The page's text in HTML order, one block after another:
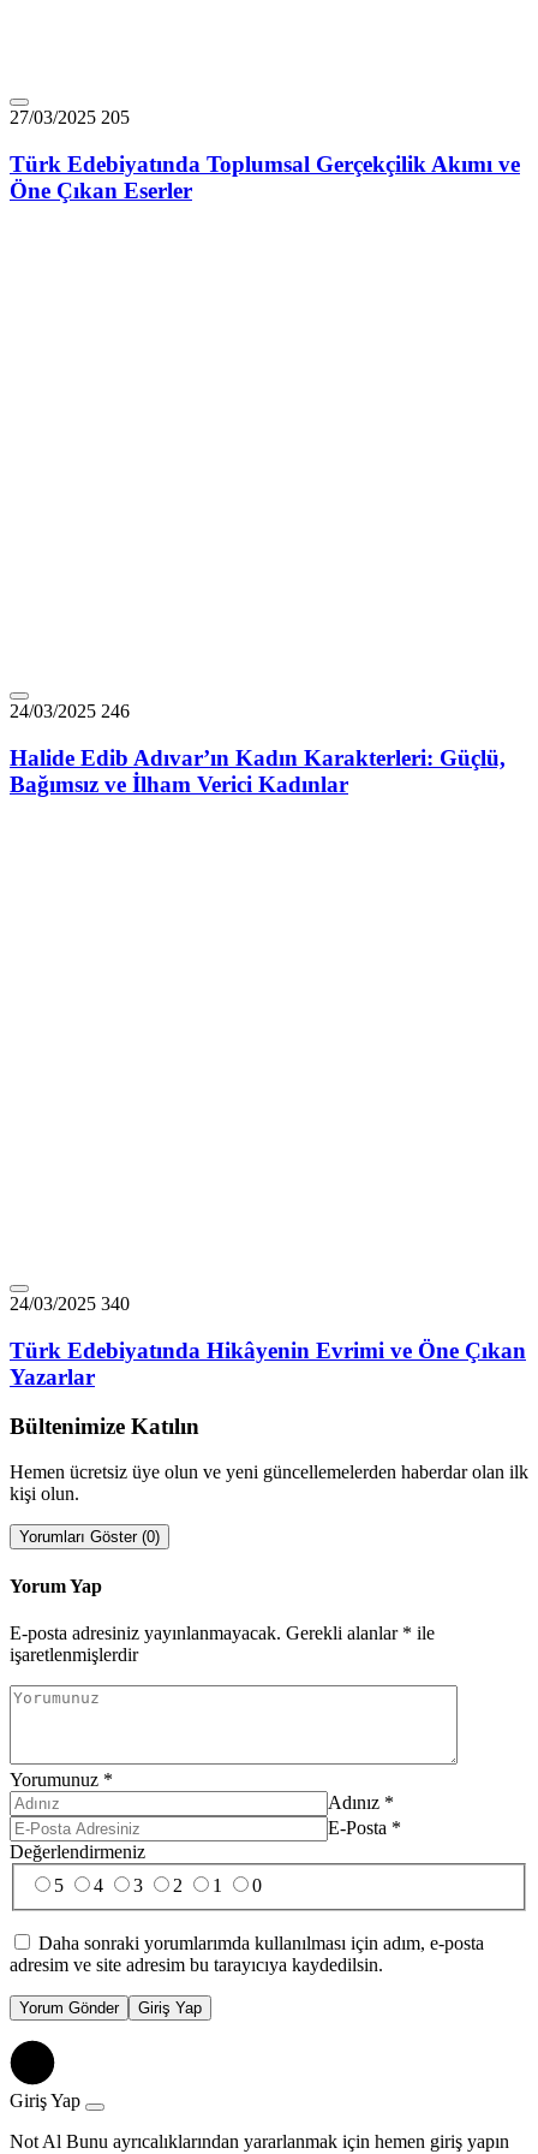
27/03/2025 205
Türk Edebiyatında Toplumsal Gerçekçilik Akımı ve
Öne Çıkan Eserler
24/03/2025 246
Halide Edib Adıvar’ın Kadın Karakterleri: Güçlü,
Bağımsız ve İlham Verici Kadınlar
24/03/2025 340
Türk Edebiyatında Hikâyenin Evrimi ve Öne Çıkan
Yazarlar
Bültenimize Katılın
Hemen ücretsiz üye olun ve yeni güncellemelerden haberdar olan ilk
kişi olun.
Yorumları Göster (0)
Yorum Yap
E-posta adresiniz yayınlanmayacak. Gerekli alanlar * ile
işaretlenmişlerdir
Yorumunuz *
Adınız *
E-Posta *
Değerlendirmeniz
5
4 3 2 1 0
Daha sonraki yorumlarımda kullanılması için adım, e-posta
adresim ve site adresim bu tarayıcıya kaydedilsin.
Yorum Gönder Giriş Yap
Giriş Yap
Not Al Bunu ayrıcalıklarından yararlanmak için hemen giriş yapın